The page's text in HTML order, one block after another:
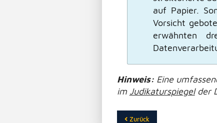
auf Papier.
Vorsicht
erwähnten
Hinweis:Eine
im Judikaturspiegelder
Zurück